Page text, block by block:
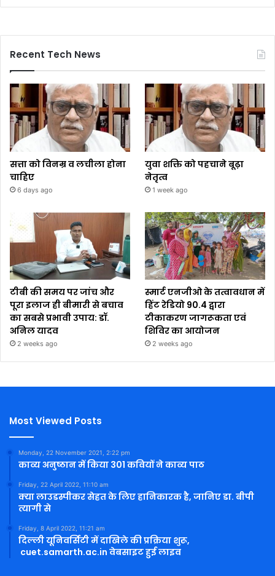
Recent Tech News
सत्ता को विनम्र व लचीला होना
चाहिए
6 days ago
युवा शक्ति को पहचाने बूढ़ा
नेतृत्व
1 week ago
टीबी की समय पर जांच और
पूरा इलाज ही बीमारी से बचाव
का सबसे प्रभावी उपाय: डॉ.
अनिल यादव
2 weeks ago
स्मार्ट एनजीओ के तत्वावधान में
हिंट रेडियो 90.4 द्वारा
टीकाकरण जागरूकता एवं
शिविर का आयोजन
2 weeks ago
Most Viewed Posts
Monday, 22 November 2021, 2:22 pm
काव्य अनुष्ठान में किया 301 कवियों ने काव्य पाठ
Friday, 22 April 2022, 11:10 am
क्या लाउडस्पीकर सेहत के लिए हानिकारक है, जानिए डा. बीपी
त्यागी से
Friday, 8 April 2022, 11:21 am
दिल्ली यूनिवर्सिटी में दाखिले की प्रक्रिया शुरू,
cuet.samarth.ac.in वेबसाइट हुई लाइव